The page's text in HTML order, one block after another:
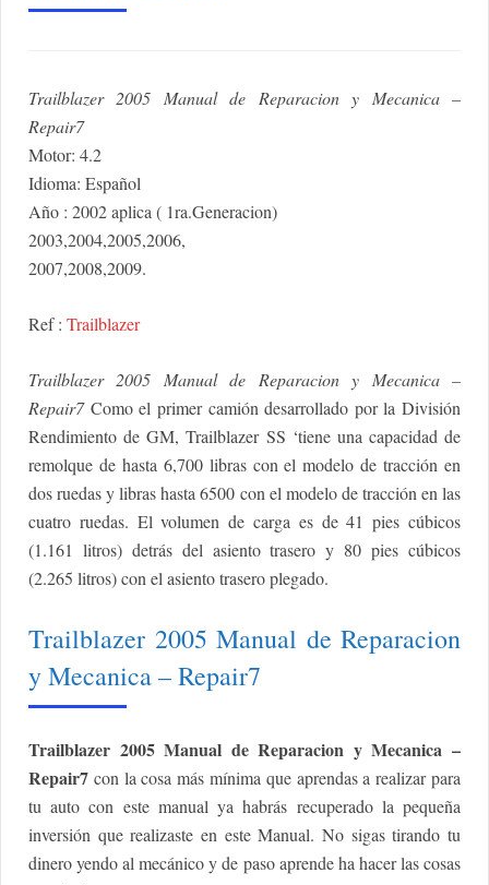
Trailblazer 2005 Manual de Reparacion y Mecanica –
Repair7
Motor: 4.2
Idioma: Español
Año : 2002 aplica ( 1ra.Generacion)
2003,2004,2005,2006,
2007,2008,2009.
Ref : Trailblazer
Trailblazer 2005 Manual de Reparacion y Mecanica –
Repair7Como el primer camión desarrollado por la División
Rendimiento de GM, Trailblazer SS ‘tiene una capacidad de
remolque de hasta 6,700 libras con el modelo de tracción en
dos ruedas y libras hasta 6500 con el modelo de tracción en las
cuatro ruedas. El volumen de carga es de 41 pies cúbicos
(1.161 litros) detrás del asiento trasero y 80 pies cúbicos
(2.265 litros) con el asiento trasero plegado.
Trailblazer 2005 Manual de Reparacion
y Mecanica – Repair7
Trailblazer 2005 Manual de Reparacion y Mecanica –
Repair7 con la cosa más mínima que aprendas a realizar para
tu auto con este manual ya habrás recuperado la pequeña
inversión que realizaste en este Manual. No sigas tirando tu
dinero yendo al mecánico y de paso aprende ha hacer las cosas